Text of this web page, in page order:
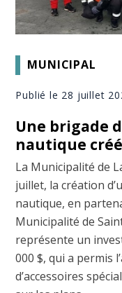
MUNICIPAL
Publié le 28 juillet
Une brigade
nautique
La Municipalité de
juillet, la création
nautique, en
Municipalité de
représente un
000 $, qui a permis
d’accessoires